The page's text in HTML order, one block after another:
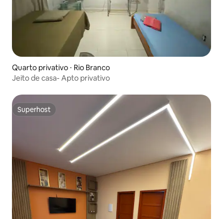
Quarto privativo ⋅ Rio Branco
Jeito de casa- Apto privativo
Superhost
Superhost